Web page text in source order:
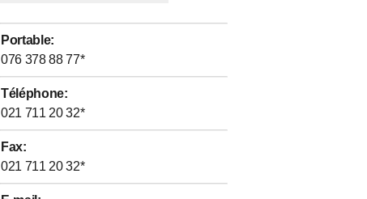
Portable:
076 378 88 77*
Téléphone:
021 711 20 32*
Fax:
021 711 20 32*